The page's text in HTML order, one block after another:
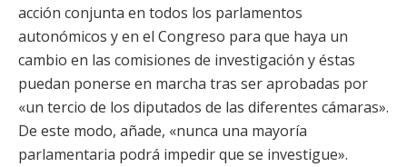
acción conjunta en todos los parlamentos
autonómicos y en el Congreso para que haya un
cambio en las comisiones de investigación y éstas
puedan ponerse en marcha tras ser aprobadas por
«un tercio de los diputados de las diferentes cámaras».
De este modo, añade, «nunca una mayoría
parlamentaria podrá impedir que se investigue».